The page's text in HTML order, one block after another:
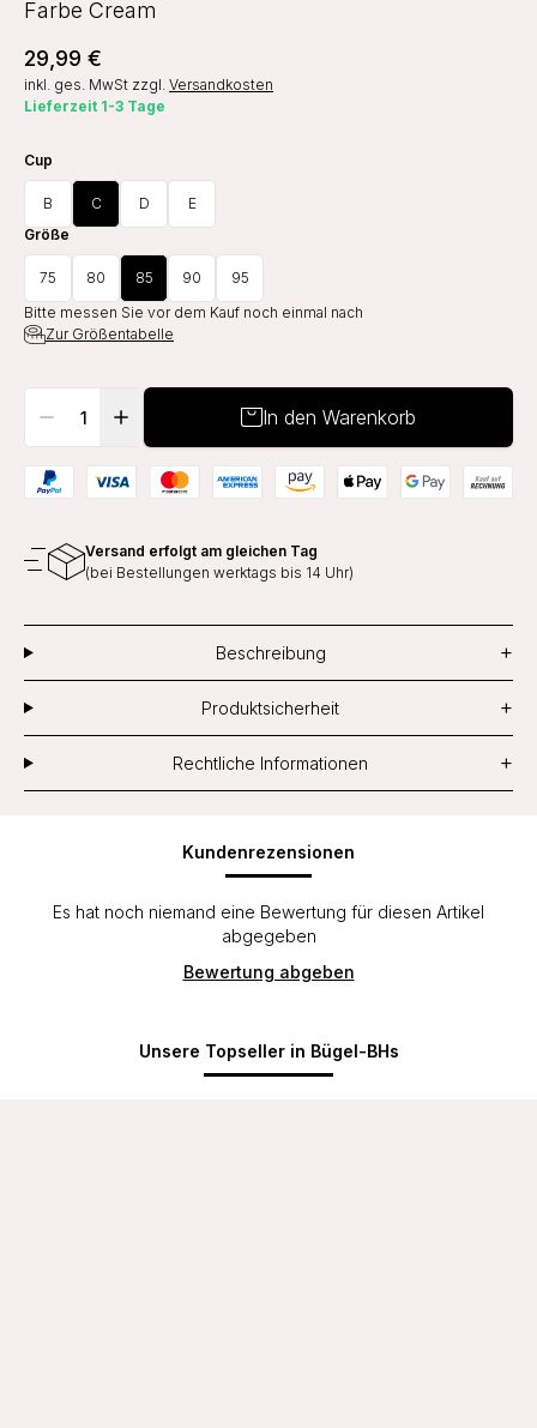
Farbe Cream
29,99 €
inkl. ges. MwSt zzgl. Versandkosten
Lieferzeit 1-3 Tage
Cup
B C D
E
Größe
75 80 85 90
95
Bitte messen Sie vor dem Kauf noch einmal nach
Zur Größentabelle
In den Warenkorb
Versand erfolgt am gleichen Tag
(bei Bestellungen werktags bis 14 Uhr)
Beschreibung +
Produktsicherheit +
Rechtliche Informationen +
Kundenrezensionen
Es hat noch niemand eine Bewertung für diesen Artikel
abgegeben
Bewertung abgeben
Unsere Topseller in Bügel-BHs